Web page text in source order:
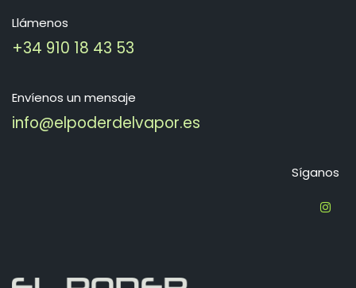
Llámenos
+34 910 18 43 53
Envíenos un mensaje
info@elpoderdelvapor.es
Síganos